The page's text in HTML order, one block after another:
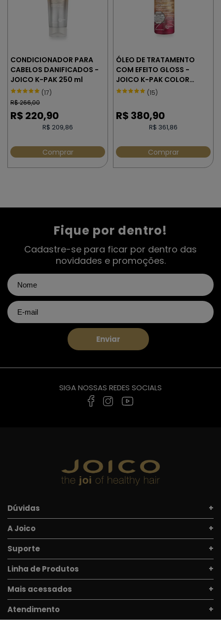
CONDICIONADOR PARA
CABELOS DANIFICADOS -
JOICO K-PAK 250 ml
(17)
R$266,00
R$ 220,90
R$ 209,86
Comprar
ÓLEO DE TRATAMENTO
COM EFEITO GLOSS -
JOICO K-PAK COLOR
THERAPY 63 ml
(15)
R$ 380,90
R$ 361,86
Comprar
Fique por dentro!
Cadastre-se para ficar por dentro das
novidades e promoções.
Enviar
SIGA NOSSAS REDES SOCIALS
Dúvidas
A Joico
Suporte
Linha de Produtos
Mais acessados
Atendimento